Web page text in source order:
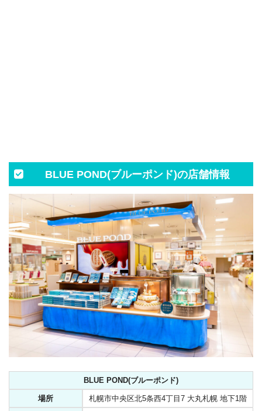
BLUE POND(ブルーポンド)の店舗情報
BLUE POND(ブルーポンド)
場所 札幌市中央区北5条西4丁目7 大丸札幌 地下1階